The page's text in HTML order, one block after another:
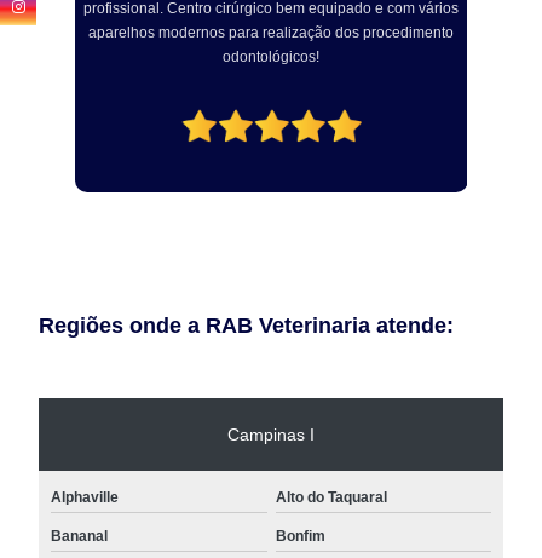
profissional. Centro cirúrgico bem equipado e com vários
aparelhos modernos para realização dos procedimento
odontológicos!
Regiões onde a RAB Veterinaria atende:
Campinas I
Alphaville Alto do Taquaral
Bananal Bonfim